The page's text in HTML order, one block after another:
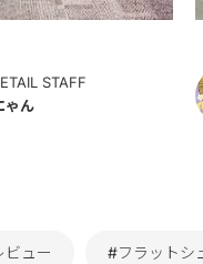
STAFF
ゃん
ュー #フラットシ